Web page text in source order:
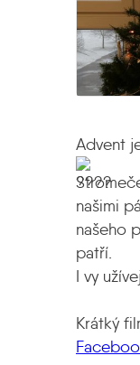
Advent
našimi
našeho
patří.
I vy
Krátký